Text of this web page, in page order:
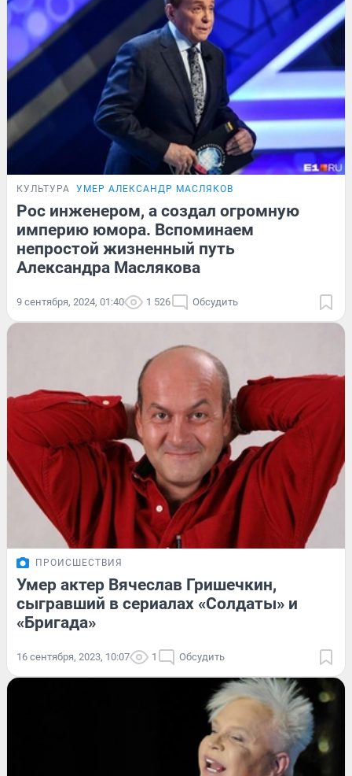
КУЛЬТУРА УМЕР АЛЕКСАНДР МАСЛЯКОВ
Рос инженером, а создал огромную
империю юмора. Вспоминаем
непростой жизненный путь
Александра Маслякова
9 сентября, 2024, 01:40 1 526 Обсудить
ПРОИСШЕСТВИЯ
Умер актер Вячеслав Гришечкин,
сыгравший в сериалах «Солдаты» и
«Бригада»
16 сентября, 2023, 10:07 1 Обсудить